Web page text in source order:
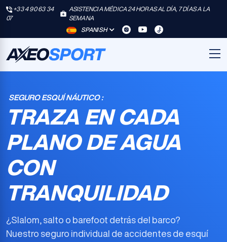
+33 4 90 63 34
07
ASISTENCIA MÉDICA 24 HORAS AL DÍA, 7 DÍAS A LA
SEMANA
SPANISH
SEGURO ESQUÍ NÁUTICO :
TRAZA EN CADA
PLANO DE AGUA
CON
TRANQUILIDAD
¿Slalom, salto o barefoot detrás del barco?
Nuestro seguro individual de accidentes de esquí